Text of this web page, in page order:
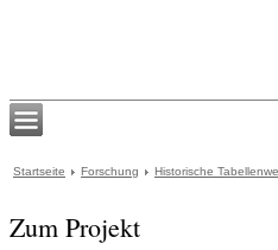
Startseite Forschung Historische
Zum Projekt